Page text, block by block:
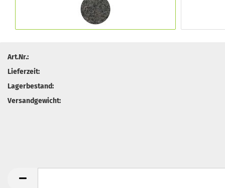
Art.Nr.:
Lieferzeit:
Lagerbestand:
Versandgewicht: